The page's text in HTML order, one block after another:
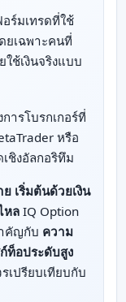
ร์มเทรดที่ใช้
ยเฉพาะคนที่
ช้เงินจริงแบบ
ารโบรกเกอร์ที่
หรือ
ชิงอัลกอริทึม
ย เริ่มต้นด้วยเงิน
หลIQ Option
คัญกับ ความ
ท็อประดับสูง
เปรียบเทียบกับ